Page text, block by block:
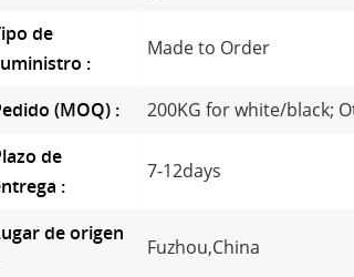
de
:
Made to Order
(MOQ) :
200KG for white/black;
de
:
7-12days
de origen
Fuzhou,China